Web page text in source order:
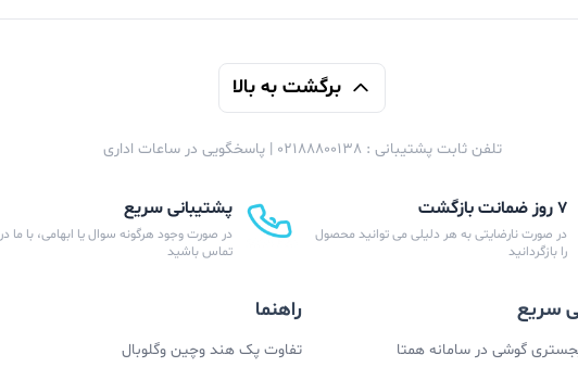
برگشت به بالا
تلفن ثابت پشتیبانی : 02188800138 | پاسخگویی در ساعات اداری
۷ روز ضمانت بازگشت
در صورت نارضایتی به هر دلیلی می توانید محصول
را بازگردانید
پشتیبانی سریع
در صورت وجود هرگونه سوال یا ابهامی، با ما در
تماس باشید
سریع
گوشی در سامانه همتا
راهنما
تفاوت پک هند وچین وگلوبال